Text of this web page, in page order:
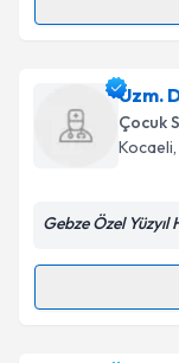
Kişisel
Randevu
Uzm. Dr.
oluşturun.
takvim
Kişisel
Uzm.
Çocuk
Kocaeli
Gebze Özel Yüzyıl
Randevu